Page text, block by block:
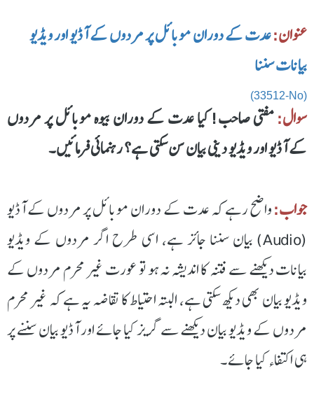
عنوان:عدت کے دوران موبائل پر مردوں کے آڈیو اور ویڈیو
بیانات سننا
(33512-No)
سوال:مفتی صاحب! کیا عدت کے دوران بیوہ موبائل پر مردوں
کے آڈیو اور ویڈیو دینی بیان سن سکتی ہے؟ رہنمائی فرمائیں۔
جواب:واضح رہے کہ عدت کے دوران موبائل پر مردوں کے آڈیو
(Audio) بیان سننا جائز ہے، اسی طرح اگر مردوں کے ویڈیو
بیانات دیکھنے سے فتنہ کا اندیشہ نہ ہو تو عورت غیر محرم مردوں کے
ویڈیو بیان بھی دیکھ سکتی ہے، البتہ احتیاط کا تقاضہ یہ ہے کہ غیر محرم
مردوں کے ویڈیو بیان دیکھنے سے گریز کیا جائے اور آڈیو بیان سننے پر
ہی اکتفاء کیا جائے۔